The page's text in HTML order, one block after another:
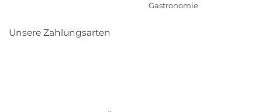
Gastronomie
Unsere Zahlungsarten